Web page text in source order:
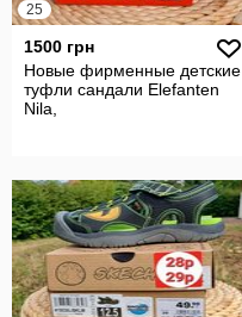
25
1500 грн
Новые фирменные детские
туфли сандали Elefanten
Nila,